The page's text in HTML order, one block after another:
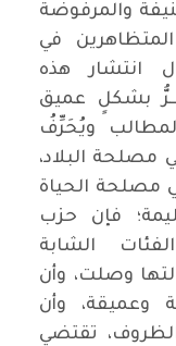
والمرفوضة
في
انتشار هذه
بشكلٍ عميق
ويُحَرِّفُ
مصلحة البلاد،
مصلحة الحياة
فإن حزب
الشابة
وصلت، وأن
وعميقة، وأن
تقتضي